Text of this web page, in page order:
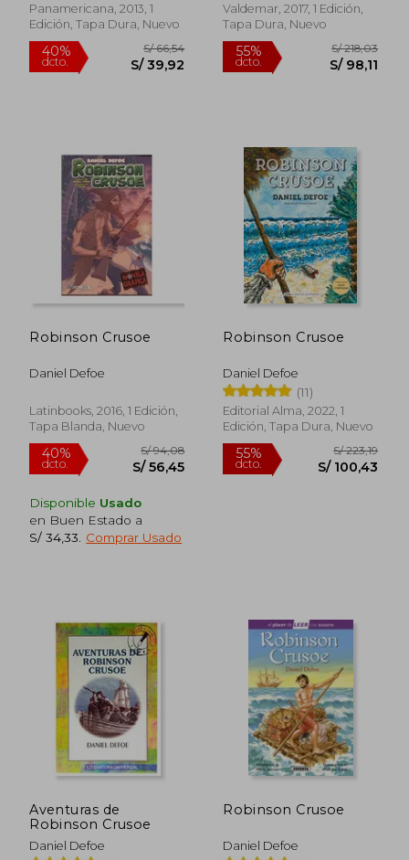
Panamericana, 2013, 1
Edición, Tapa Dura, Nuevo
40%
dcto. S/ 39,92
Valdemar, 2017, 1 Edición,
Tapa Dura, Nuevo
55%
dcto.
Robinson Crusoe
Daniel Defoe
Latinbooks, 2016, 1 Edición,
Tapa Blanda, Nuevo
40%
dcto. S/ 56,45
Disponible Usado
en Buen Estado a
S/ 34,33
Comprar Usado
Robinson Crusoe
Daniel Defoe
(11)
Editorial Alma, 2022, 1
Edición, Tapa Dura, Nuevo
55%
dcto. S/
Aventuras de
Robinson Crusoe
Daniel Defoe
Robinson Crusoe
Daniel Defoe